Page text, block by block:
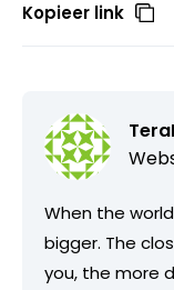
Kopieer link
When the
bigger. The
you, the more